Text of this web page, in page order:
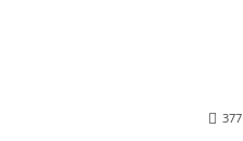
377